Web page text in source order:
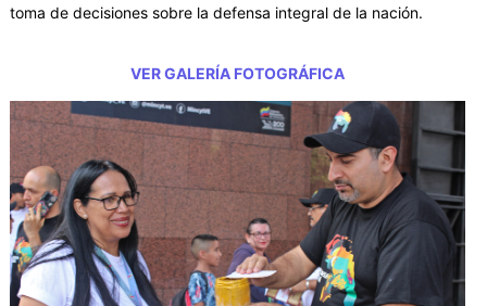
toma de decisiones sobre la defensa integral de la nación.
VER GALERÍA FOTOGRÁFICA